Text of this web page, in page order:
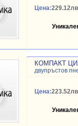
Цена:
КОМПАКТ
двупръстов
Цена: